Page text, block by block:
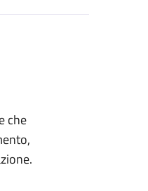
che